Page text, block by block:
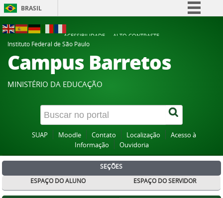
BRASIL
Participe
Acesso à informação
Canais
ACESSIBILIDADE
ALTO CONTRASTE
Instituto Federal de São Paulo
Campus Barretos
MINISTÉRIO DA EDUCAÇÃO
SUAP Moodle Contato Localização
Acesso à
Informação
Ouvidoria
SEÇÕES
ESPAÇO DO ALUNO
ESPAÇO DO SERVIDOR